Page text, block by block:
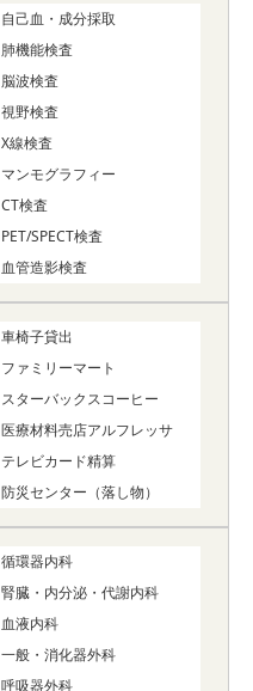
自己血・成分採取
肺機能検査
脳波検査
視野検査
X線検査
マンモグラフィー
CT検査
PET/SPECT検査
血管造影検査
車椅子貸出
ファミリーマート
スターバックスコーヒー
医療材料売店アルフレッサ
テレビカード精算
防災センター（落し物）
循環器内科
腎臓・内分泌・代謝内科
血液内科
一般・消化器外科
呼吸器外科